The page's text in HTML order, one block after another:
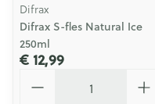
Difrax
Difrax S-fles Natural Ice
250ml
€ 12,99